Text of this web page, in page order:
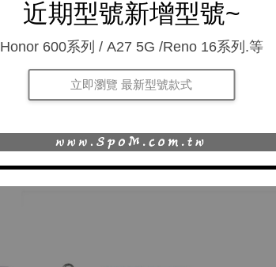
近期型號新增型號~
Honor 600系列 / A27 5G /Reno 16系列.等
立即瀏覽 最新型號款式